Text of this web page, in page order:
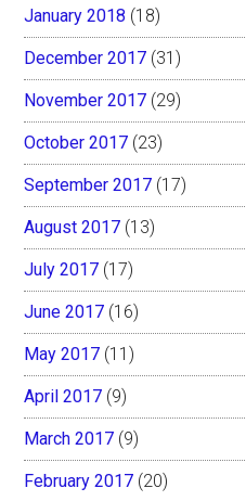
January 2018 (18)
December 2017 (31)
November 2017 (29)
October 2017 (23)
September 2017 (17)
August 2017 (13)
July 2017 (17)
June 2017 (16)
May 2017 (11)
April 2017 (9)
March 2017 (9)
February 2017 (20)